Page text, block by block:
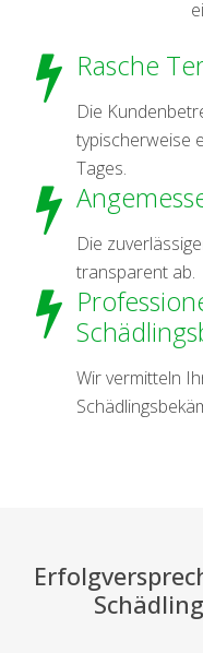
Rasche
Die
typischerweise
Tages.
Die
transparent ab.
Wir vermitteln